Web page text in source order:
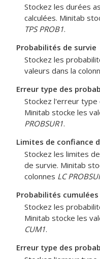
Stockez les durées
calculées. Minitab
TPS PROB1.
Probabilités de survie
Stockez les
valeurs dans la
Erreur type des
Stockez l'erreur
Minitab stocke les
PROBSUR1.
Limites de confiance
Stockez les limites
de survie. Minitab
colonnes LC
Probabilités
Stockez les
Minitab stocke les
CUM1.
Erreur type des